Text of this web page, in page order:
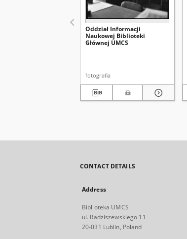
Oddział Informacji
Naukowej Biblioteki
Głównej UMCS
fotografia
CONTACT DETAILS
Address
Biblioteka UMCS
ul. Radziszewskiego 11
20-031 Lublin, Poland